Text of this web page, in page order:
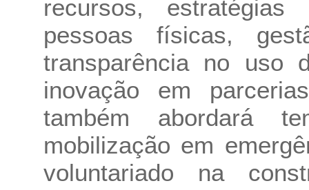
recursos,
pessoas físicas,
transparência no uso
inovação em
também abordará
mobilização em
voluntariado na